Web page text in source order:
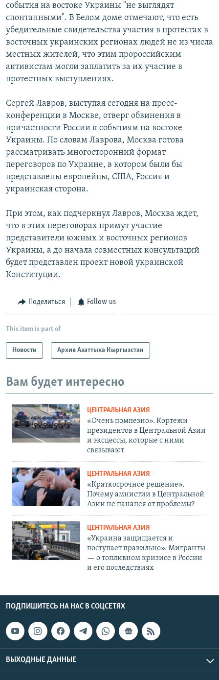
события на востоке Украины "не выглядят
спонтанными". В Белом доме отмечают, что есть
убедительные свидетельства участия в протестах в
восточных украинских регионах людей не из числа
местных жителей, что этим пророссийским
активистам могли заплатить за их участие в
протестных выступлениях.
Сергей Лавров, выступая сегодня на пресс-
конференции в Москве, отверг обвинения в
причастности России к событиям на востоке
Украины. По словам Лаврова, Москва готова
рассматривать многосторонний формат
переговоров по Украине, в котором были бы
представлены европейцы, США, Россия и
украинская сторона.
При этом, как подчеркнул Лавров, Москва ждет,
что в этих переговорах примут участие
представители южных и восточных регионов
Украины, а до начала совместных консультаций
будет представлен проект новой украинской
Конституции.
Поделиться Follow us
This item is part of
Новости Архив Азаттыка Кыргызстан
Вам будет интересно
ЦЕНТРАЛЬНАЯ АЗИЯ
«Очень помпезно». Кортежи
президентов в Центральной Азии
и эксцессы, которые с ними
связывают
ЦЕНТРАЛЬНАЯ АЗИЯ
«Краткосрочное решение».
Почему амнистии в Центральной
Азии не панацея от проблемы?
ЦЕНТРАЛЬНАЯ АЗИЯ
«Украина защищается и
поступает правильно». Мигранты
— о топливном кризисе в России
и его последствиях
ПОДПИШИТЕСЬ НА НАС В СОЦСЕТЯХ
ВЫХОДНЫЕ ДАННЫЕ